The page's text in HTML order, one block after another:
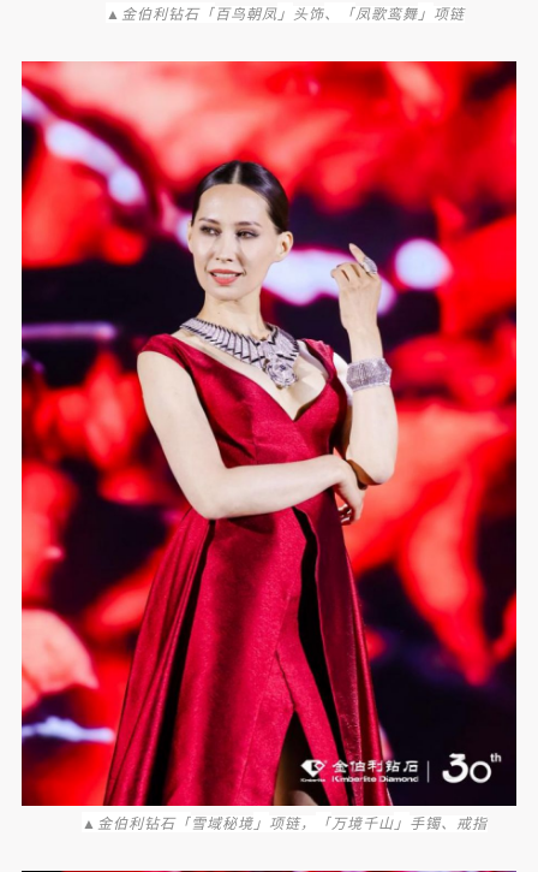
▲金伯利钻石「百鸟朝凤」 头饰、「凤歌鸾舞」 项链
▲金伯利钻石「雪域秘境 」 项链， 「万境千山 」 手镯、戒指